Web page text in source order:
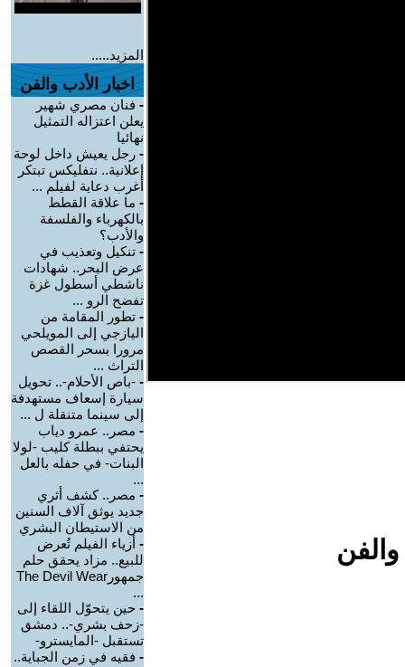
المزيد.....
اخبار الأدب والفن
- فنان مصري شهير
يعلن اعتزاله التمثيل
نهائيا
- رجل يعيش داخل لوحة
إعلانية.. نتفليكس تبتكر
أغرب دعاية لفيلم ...
- ما علاقة القطط
بالكهرباء والفلسفة
والأدب؟
- تنكيل وتعذيب في
عرض البحر.. شهادات
ناشطي أسطول غزة
تفضح الرو ...
- تطور المقامة من
اليازجي إلى المويلحي
مرورا بسحر القصص
التراث ...
- -باص الأحلام-.. تحويل
سيارة إسعاف مستهدفة
إلى سينما متنقلة ل ...
- مصر.. عمرو دياب
يحتفي ببطلة كليب -لولا
البنات- في حفله بالعل
...
- مصر.. كشف أثري
جديد يوثق آلاف السنين
من الاستيطان البشري
- أزياء الفيلم تُعرض
للبيع.. مزاد يحقق حلم
جمهورThe Devil Wear
...
- حين يتحوّل اللقاء إلى
-زحف بشري-.. دمشق
تستقبل -المايسترو-
- فقيه في زمن الجباية..